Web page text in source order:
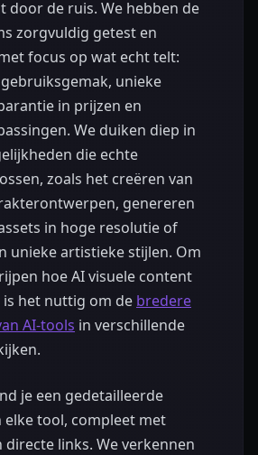
door de ruis. We hebben de
zorgvuldig getest en
focus op wat echt telt:
unieke
in prijzen en
We duiken diep in
die echte
zoals het creëren van
genereren
in hoge resolutie of
unieke artistieke stijlen. Om
hoe AI visuele content
het nuttig om de bredere
AI-tools in verschillende
je een gedetailleerde
tool, compleet met
directe links. We verkennen